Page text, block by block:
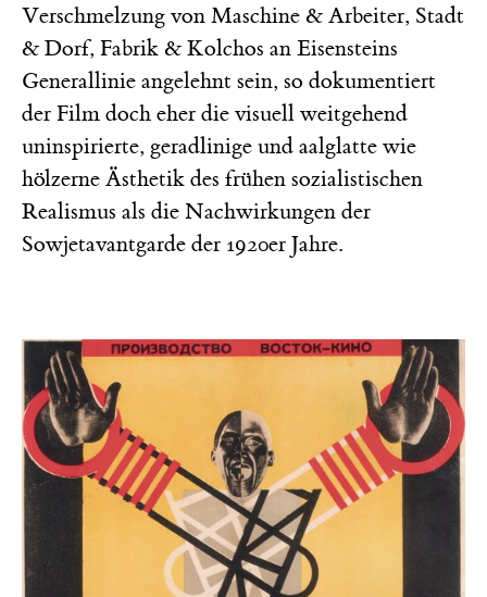
Verschmelzung von Maschine & Arbeiter, Stadt
& Dorf, Fabrik & Kolchos an Eisensteins
Generallinie angelehnt sein, so dokumentiert
der Film doch eher die visuell weitgehend
uninspirierte, geradlinige und aalglatte wie
hölzerne Ästhetik des frühen sozialistischen
Realismus als die Nachwirkungen der
Sowjetavantgarde der 1920er Jahre.